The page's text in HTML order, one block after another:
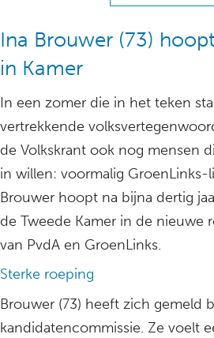
Ina Brouwer (73)
in Kamer
In een zomer die in het teken
vertrekkende
de Volkskrant ook nog mensen
in willen: voormalig GroenLinks-
Brouwer hoopt na bijna dertig
de Tweede Kamer in de nieuwe
van PvdA en GroenLinks.
Sterke roeping
Brouwer (73) heeft zich gemeld
kandidatencommissie. Ze voelt